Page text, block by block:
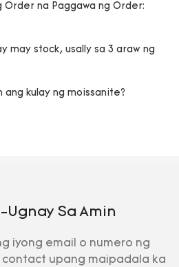
Order na Paggawa ng Order:
may stock, usally sa 3 araw ng
ugnay Sa Amin
iyong email o numero ng
upang maipadala ka